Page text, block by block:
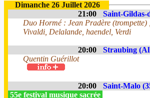
Dimanche 26 Juillet 2026
21:00
Saint-Gildas-
Duo Hormé : Jean Pradère
Vivaldi, Delalande, haendel, Verdi
20:00 Straubing
Quentin Guérillot
20:00 Saint-Malo
55e festival musique sacrée